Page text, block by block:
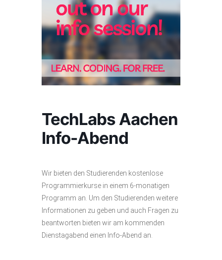
TechLabs Aachen
Info-Abend
Wir bieten den Studierenden kostenlose
Programmierkurse in einem 6-monatigen
Programm an. Um den Studierenden weitere
Informationen zu geben und auch Fragen zu
beantworten bieten wir am kommenden
Dienstagabend einen Info-Abend an.